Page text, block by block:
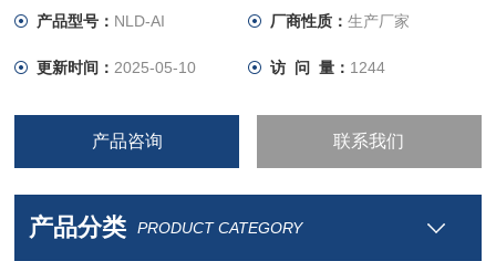
产品型号： NLD-AI 厂商性质： 生产厂家
更新时间： 2025-05-10 访 问 量： 1244
产品咨询 联系我们
产品分类 PRODUCT CATEGORY